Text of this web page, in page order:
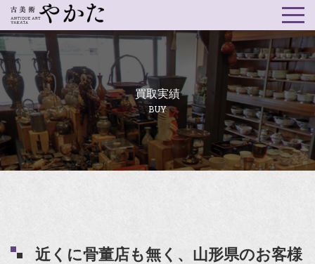
買取実績
BUY
近くに骨董店も無く、山形県のお客様